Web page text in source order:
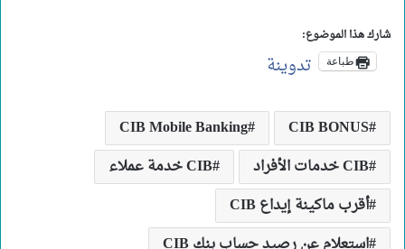
شارك هذا الموضوع:
طباعة تدوينة
CIB BONUS
CIB Mobile Banking
CIB خدمات الأفراد
CIB خدمة عملاء
أقرب ماكينة إيداع CIB